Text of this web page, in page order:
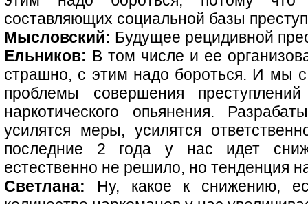
составляющих социальной базы
Мысловский: Будущее рецидивной
Ельников: В том числе и ее
страшно, с этим надо бороться. И мы
проблемы совершения
наркотического опьянения.
усилятся меры, усилятся
последние 2 года у нас идет
естественно не решило, но тенденция
Светлана: Ну, какое к снижению,